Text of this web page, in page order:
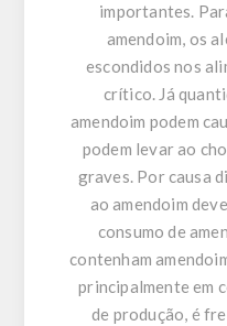
importantes.
amendoim, os
escondidos nos
crítico. Já
amendoim podem
podem levar ao
graves. Por causa
ao amendoim
consumo de
contenham
principalmente em
de produção, é